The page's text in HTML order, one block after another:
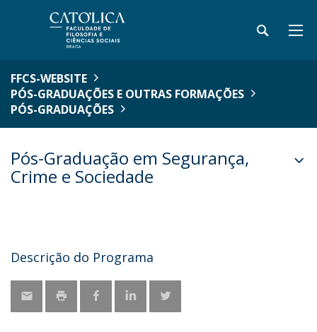
FFCS-WEBSITE
PÓS-GRADUAÇÕES E OUTRAS FORMAÇÕES
PÓS-GRADUAÇÕES
Pós-Graduação em Segurança,
Crime e Sociedade
Descrição do Programa